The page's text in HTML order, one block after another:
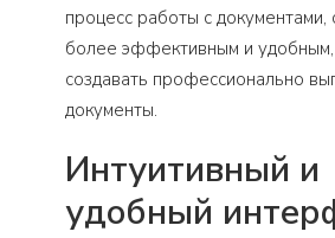
процесс работы с документами,
более эффективным и удобным,
создавать профессионально
документы.
Интуитивный и
удобный